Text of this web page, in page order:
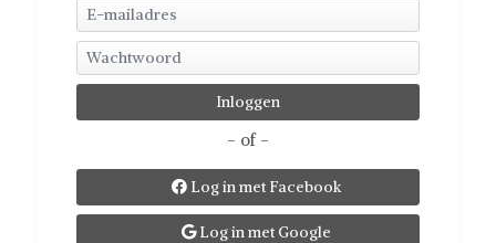
- of -
Log in met Facebook
Log in met Google